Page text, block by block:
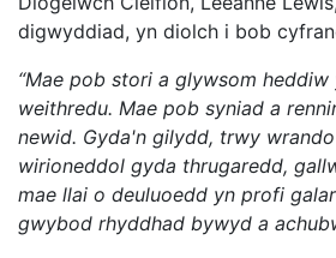
digwyddiad, yn diolch i bob
“Mae pob stori a glywsom heddiw
weithredu. Mae pob syniad a
newid. Gyda'n gilydd, trwy
wirioneddol gyda thrugaredd,
mae llai o deuluoedd yn profi
gwybod rhyddhad bywyd a